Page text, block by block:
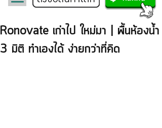
Ronovate เก่าไป ใหม่มา | พื้นห้องน้ำ
3 มิติ ทำเองได้ ง่ายกว่าที่คิด